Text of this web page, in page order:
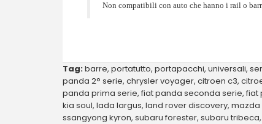
Non compatibili con auto che hanno i rail o
Tag:barre, portatutto, portapacchi, universali,
panda 2° serie, chrysler voyager, citroen c3,
panda prima serie, fiat panda seconda serie, fiat
kia soul, lada largus, land rover discovery, mazda
ssangyong kyron, subaru forester, subaru tribeca,